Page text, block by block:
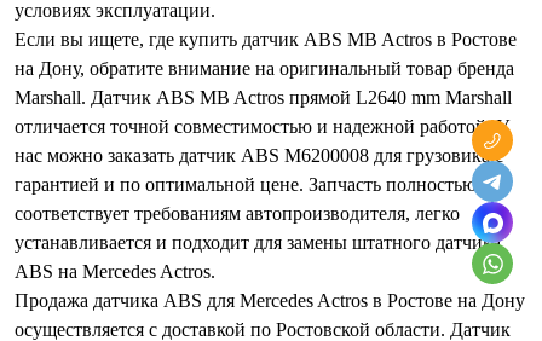
условиях эксплуатации.
Если вы ищете, где купить датчик ABS MB Actros в Ростове
на Дону, обратите внимание на оригинальный товар бренда
Marshall. Датчик ABS MB Actros прямой L2640 mm Marshall
отличается точной совместимостью и надежной работой. У
нас можно заказать датчик ABS M6200008 для грузовика с
гарантией и по оптимальной цене. Запчасть полностью
соответствует требованиям автопроизводителя, легко
устанавливается и подходит для замены штатного датчика
ABS на Mercedes Actros.
Продажа датчика ABS для Mercedes Actros в Ростове на Дону
осуществляется с доставкой по Ростовской области. Датчик